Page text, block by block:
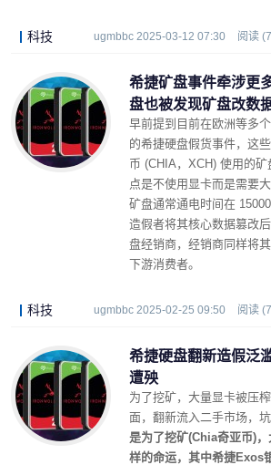
科技 ugmbbc 2025-03-12 07:30 阅读
希捷矿盘事件牵涉更
盘也被发现矿盘改数
早前提到目前在欧洲等多
的希捷硬盘假货事件，这
币 (CHIA，XCH) 使用的
点是不使用显卡而是需要
矿盘通常通电时间在
造假者将其核心数据篡改
盘经销商，经销商同样将
下游消费者。
科技 ugmbbc 2025-02-25 09:50 阅读
希捷硬盘翻新造假泛
遭殃
为了挖矿，大量显卡被压
面，翻新流入二手市场，坑
是为了挖矿(Chia奇亚币)
样的命运，其中希捷Exos